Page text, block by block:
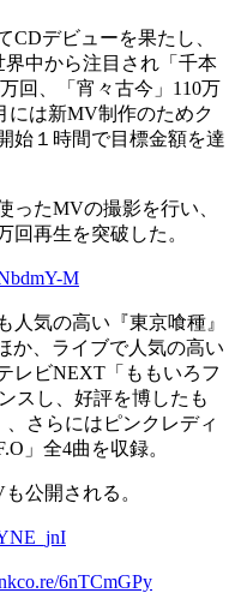
CDデビューを果たし、
中から注目され「千本
回、「宵々古今」110万
には新MV制作のためク
始１時間で目標金額を達
ったMVの撮影を行い、
回再生を突破した。
M
人気の高い『東京喰種』
か、ライブで人気の高い
レビNEXT「ももいろフ
スし、好評を博したも
さらにはピンクレディ
」全4曲を収録。
公開される。
6nTCmGPy